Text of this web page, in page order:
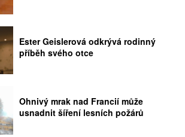
Ester Geislerová odkrývá rodinný
příběh svého otce
Ohnivý mrak nad Francií může
usnadnit šíření lesních požárů